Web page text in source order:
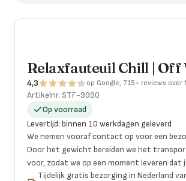
Relaxfauteuil Chill | Off
4,3 op Google, 715+ reviews over
Artikelnr. STF-9990
Op voorraad
Levertijd: binnen 10 werkdagen geleverd
We nemen vooraf contact op voor een
Door het gewicht bereiden we het
voor, zodat we op een moment leveren dat
Tijdelijk gratis bezorging in Nederland